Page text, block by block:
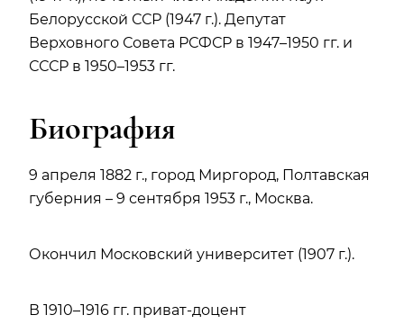
Белорусской ССР (1947 г.). Депутат
Верховного Совета РСФСР в 1947–1950 гг. и
СССР в 1950–1953 гг.
Биография
9 апреля 1882 г., город Миргород, Полтавская
губерния – 9 сентября 1953 г., Москва.
Окончил Московский университет (1907 г.).
В 1910–1916 гг. приват-доцент